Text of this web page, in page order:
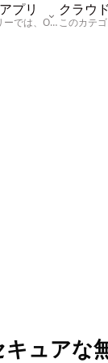
プリ
このカテゴリーでは、OSに関する情報を記載しています。
ュアな